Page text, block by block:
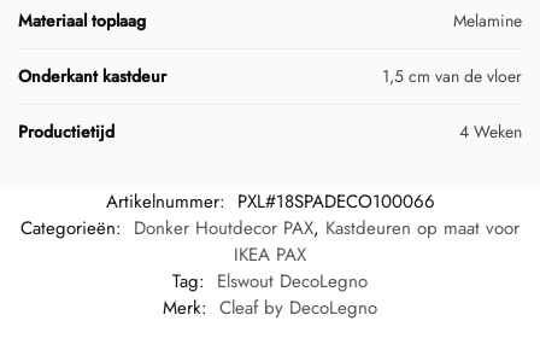
Materiaal toplaag Melamine
Onderkant kastdeur 1,5 cm van de vloer
Productietijd 4 Weken
Artikelnummer: PXL#18SPADECO100066
Categorieën: Donker Houtdecor PAX, Kastdeuren op maat voor
IKEA PAX
Tag: Elswout DecoLegno
Merk: Cleaf by DecoLegno